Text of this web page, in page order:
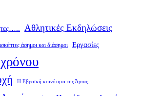
Αθλητικές Εκδηλώσεις
άσημοι και διάσημοι Εργασίες
Η Εβραϊκή κοινότητα της Άρτας